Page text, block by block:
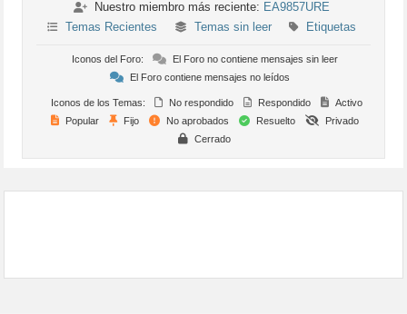
Nuestro miembro más reciente: EA9857URE
Temas Recientes
Temas sin leer Etiquetas
Iconos del Foro:
El Foro no contiene mensajes sin leer
El Foro contiene mensajes no leídos
Iconos de los Temas: No respondido Respondido
Activo
Popular
Fijo No aprobados Resuelto
Privado
Cerrado